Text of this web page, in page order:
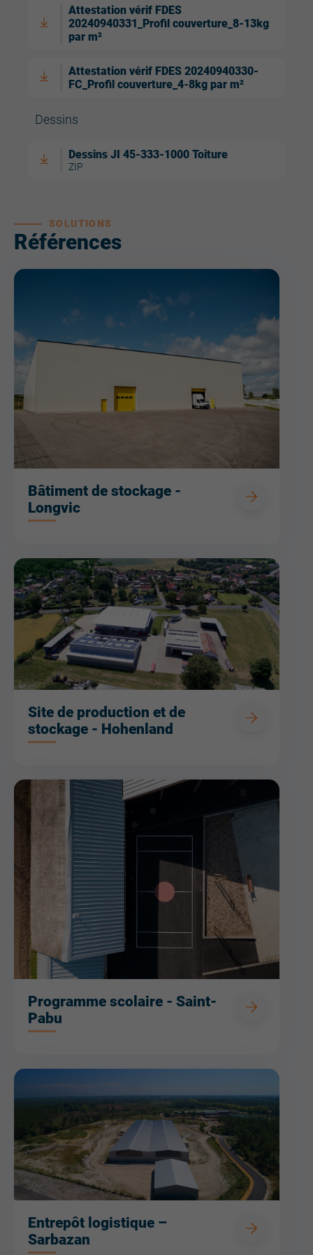
Attestation vérif FDES
20240940331_Profil couverture_8-13kg
par m²
Attestation vérif FDES 20240940330-
FC_Profil couverture_4-8kg par m²
Dessins
Dessins JI 45-333-1000 Toiture
ZIP
Références
SOLUTIONS
Bâtiment de stockage -
Longvic
Site de production et de
stockage - Hohenland
Programme scolaire - Saint-
Pabu
Entrepôt logistique –
Sarbazan